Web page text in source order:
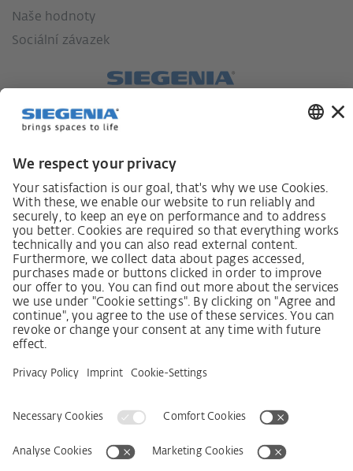
Naše hodnoty
Sociální závazek
Zákon o náležité péči dodavatelského řetězce
Lieferantenkodex
Grundsatzerklärung Menschenrechtsstrategie
Beschwerdeverfahren
Impressum VOB
Ochrana dat
Prohlášení k bezbariérovosti
Kontakt